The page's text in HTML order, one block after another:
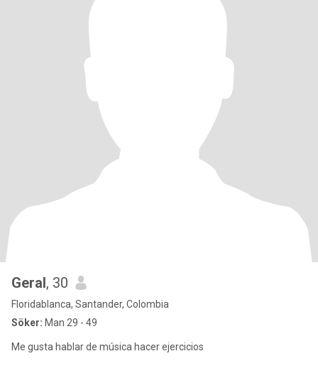
Geral, 30
Floridablanca, Santander, Colombia
Söker: Man 29 - 49
Me gusta hablar de música hacer ejercicios